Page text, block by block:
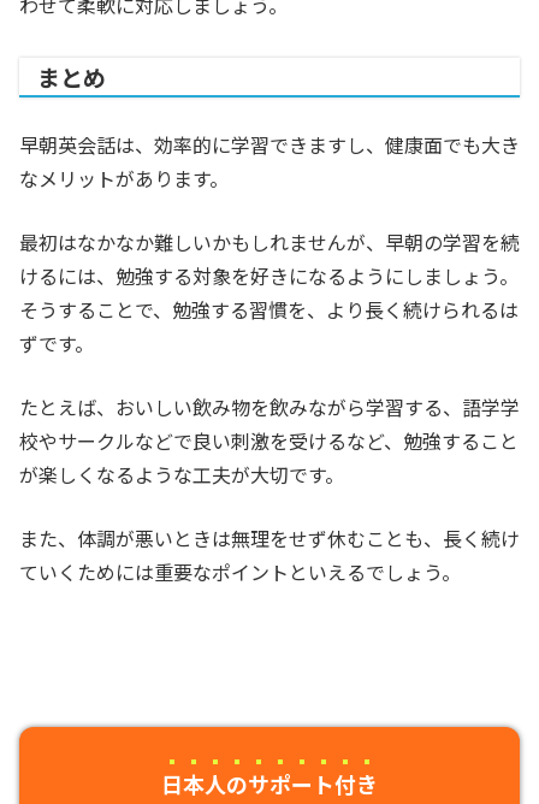
まとめ
早朝英会話は、効率的に学習できますし、健康面でも大き
なメリットがあります。
最初はなかなか難しいかもしれませんが、早朝の学習を続
けるには、勉強する対象を好きになるようにしましょう。
そうすることで、勉強する習慣を、より長く続けられるは
ずです。
たとえば、おいしい飲み物を飲みながら学習する、語学学
校やサークルなどで良い刺激を受けるなど、勉強すること
が楽しくなるような工夫が大切です。
また、体調が悪いときは無理をせず休むことも、長く続け
ていくためには重要なポイントといえるでしょう。
日本人のサポート付き